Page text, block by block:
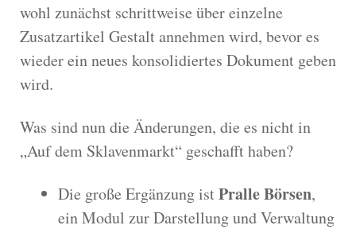
wohl zunächst schrittweise über einzelne
Zusatzartikel Gestalt annehmen wird, bevor es
wieder ein neues konsolidiertes Dokument geben
wird.
Was sind nun die Änderungen, die es nicht in
„Auf dem Sklavenmarkt“ geschafft haben?
Die große Ergänzung istPralle Börsen,
ein Modul zur Darstellung und Verwaltung